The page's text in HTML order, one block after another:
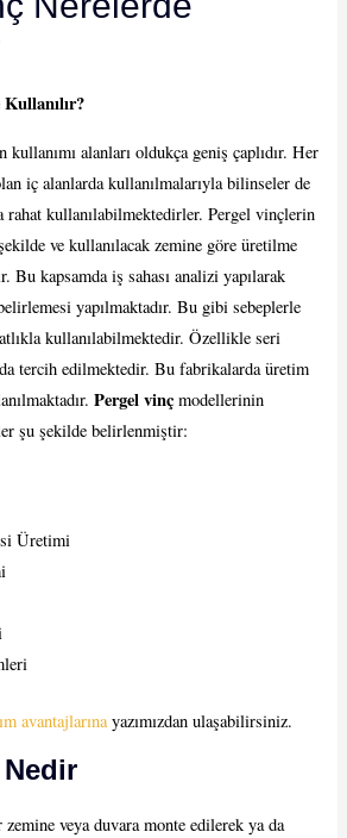
alanları oldukça geniş çaplıdır. Her
iç alanlarda kullanılmalarıyla bilinseler de
rahat kullanılabilmektedirler. Pergel vinçlerin
ve kullanılacak zemine göre üretilme
Bu kapsamda iş sahası analizi yapılarak
yapılmaktadır. Bu gibi sebeplerle
kullanılabilmektedir. Özellikle seri
tercih edilmektedir. Bu fabrikalarda üretim
Pergel vinç modellerinin
şu şekilde belirlenmiştir:
Üretimi
avantajlarınayazımızdan ulaşabilirsiniz.
zemine veya duvara monte edilerek ya da